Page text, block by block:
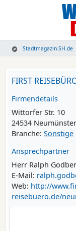
Stadtmagazin-SH.de
FIRST
Firmendetails
Wittorfer Str. 10
24534 Neumünster
Branche: Sonstige
Ansprechpartner
Herr Ralph
E-Mail:
Web: http://
reisebuero.de/